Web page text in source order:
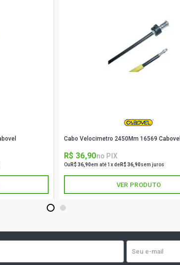
Cabo Velocimetro 2450Mm 16569 Cabovel
R$ 36,90no PIX
Ou R$ 36,90em até 1x deR$ 36,90sem juros
VER PRODUTO
1 2